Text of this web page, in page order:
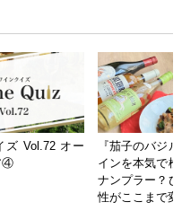
ズ Vol.72 オー
④
『茄子のバジ
インを本気で
ナンプラー？
性がここまで